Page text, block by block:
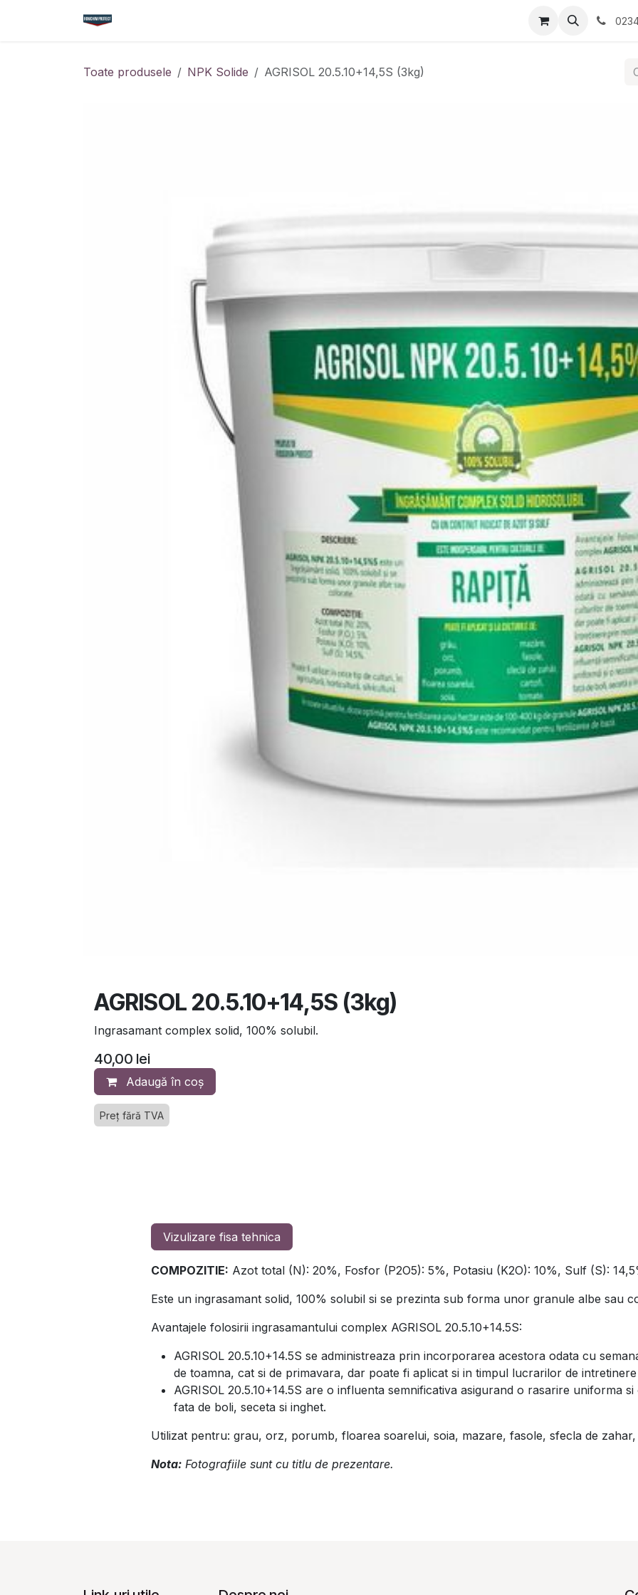
Toate produsele NPK Solide AGRISOL 20.5.10+14,5S (3kg)
AGRISOL 20.5.10+14,5S (3kg)
Ingrasamant complex solid, 100% solubil.
40,00 lei
Adaugă în coș
Preț fără TVA
Vizulizare fisa tehnica
COMPOZITIE: Azot total (N): 20%, Fosfor (P2O5): 5%, Potasiu (K2O): 10%, Sulf (S):
Este un ingrasamant solid, 100% solubil si se prezinta sub forma unor granule albe sau
Avantajele folosirii ingrasamantului complex AGRISOL 20.5.10+14.5S:
AGRISOL 20.5.10+14.5S se administreaza prin incorporarea acestora odata cu
de toamna, cat si de primavara, dar poate fi aplicat si in timpul lucrarilor de
AGRISOL 20.5.10+14.5S are o influenta semnificativa asigurand o rasarire uniforma
fata de boli, seceta si inghet.
Utilizat pentru: grau, orz, porumb, floarea soarelui, soia, mazare, fasole, sfecla de
Nota: Fotografiile sunt cu titlu de prezentare.